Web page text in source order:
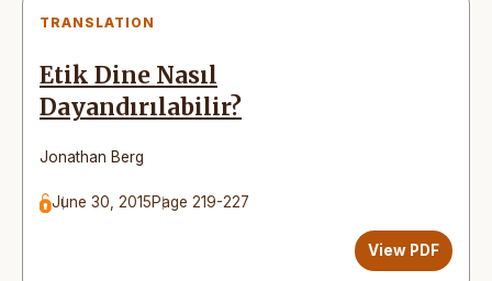
TRANSLATION
Etik Dine Nasıl
Dayandırılabilir?
Jonathan Berg
June 30, 2015Page 219-227
View PDF